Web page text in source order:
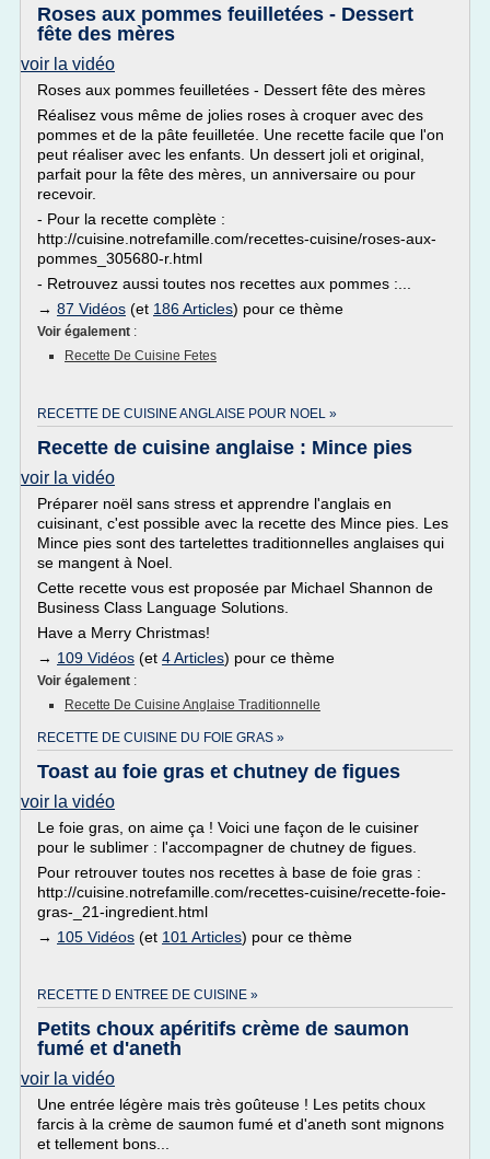
Roses aux pommes feuilletées - Dessert
fête des mères
voir la vidéo
Roses aux pommes feuilletées - Dessert fête des mères
Réalisez vous même de jolies roses à croquer avec des
pommes et de la pâte feuilletée. Une recette facile que l'on
peut réaliser avec les enfants. Un dessert joli et original,
parfait pour la fête des mères, un anniversaire ou pour
recevoir.
- Pour la recette complète :
http://cuisine.notrefamille.com/recettes-cuisine/roses-aux-
pommes_305680-r.html
- Retrouvez aussi toutes nos recettes aux pommes :...
→ 87 Vidéos (et 186 Articles) pour ce thème
Voir également :
Recette De Cuisine Fetes
RECETTE DE CUISINE ANGLAISE POUR NOEL »
Recette de cuisine anglaise : Mince pies
voir la vidéo
Préparer noël sans stress et apprendre l'anglais en
cuisinant, c'est possible avec la recette des Mince pies. Les
Mince pies sont des tartelettes traditionnelles anglaises qui
se mangent à Noel.
Cette recette vous est proposée par Michael Shannon de
Business Class Language Solutions.
Have a Merry Christmas!
→ 109 Vidéos (et 4 Articles) pour ce thème
Voir également :
Recette De Cuisine Anglaise Traditionnelle
RECETTE DE CUISINE DU FOIE GRAS »
Toast au foie gras et chutney de figues
voir la vidéo
Le foie gras, on aime ça ! Voici une façon de le cuisiner
pour le sublimer : l'accompagner de chutney de figues.
Pour retrouver toutes nos recettes à base de foie gras :
http://cuisine.notrefamille.com/recettes-cuisine/recette-foie-
gras-_21-ingredient.html
→ 105 Vidéos (et 101 Articles) pour ce thème
RECETTE D ENTREE DE CUISINE »
Petits choux apéritifs crème de saumon
fumé et d'aneth
voir la vidéo
Une entrée légère mais très goûteuse ! Les petits choux
farcis à la crème de saumon fumé et d'aneth sont mignons
et tellement bons...